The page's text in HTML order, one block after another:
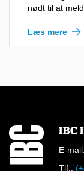
nødt til at
Læs mere
IBC
E-mail:
Tlf.: